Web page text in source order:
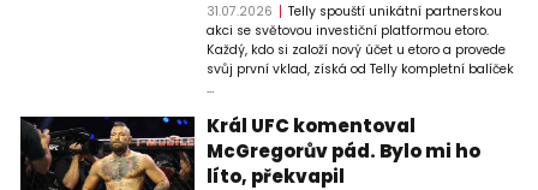
31.07.2026
Telly spouští unikátní partnerskou
akci se světovou investiční platformou etoro.
Každý, kdo si založí nový účet u etoro a provede
svůj první vklad, získá od Telly kompletní balíček
...
Král UFC komentoval
McGregorův pád. Bylo mi ho
líto, překvapil